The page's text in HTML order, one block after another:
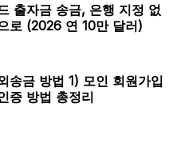
출자금 송금, 은행 지정 없
로 (2026 연 10만 달러)
송금 방법 1) 모인 회원가입
증 방법 총정리